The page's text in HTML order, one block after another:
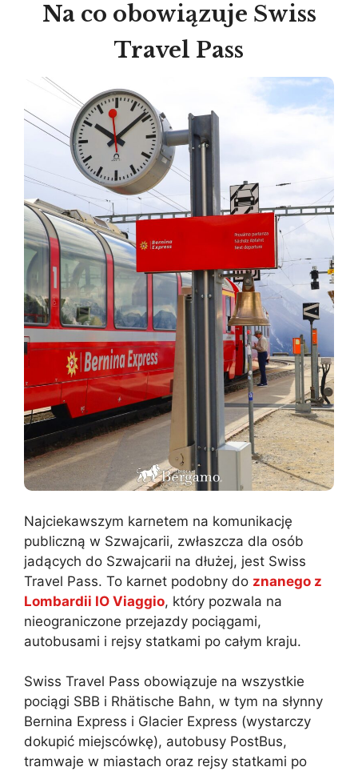
Na co obowiązuje Swiss
Travel Pass
Najciekawszym karnetem na komunikację
publiczną w Szwajcarii, zwłaszcza dla osób
jadących do Szwajcarii na dłużej, jest Swiss
Travel Pass. To karnet podobny do znanego z
Lombardii IO Viaggio, który pozwala na
nieograniczone przejazdy pociągami,
autobusami i rejsy statkami po całym kraju.
Swiss Travel Pass obowiązuje na wszystkie
pociągi SBB i Rhätische Bahn, w tym na słynny
Bernina Express i Glacier Express (wystarczy
dokupić miejscówkę), autobusy PostBus,
tramwaje w miastach oraz rejsy statkami po